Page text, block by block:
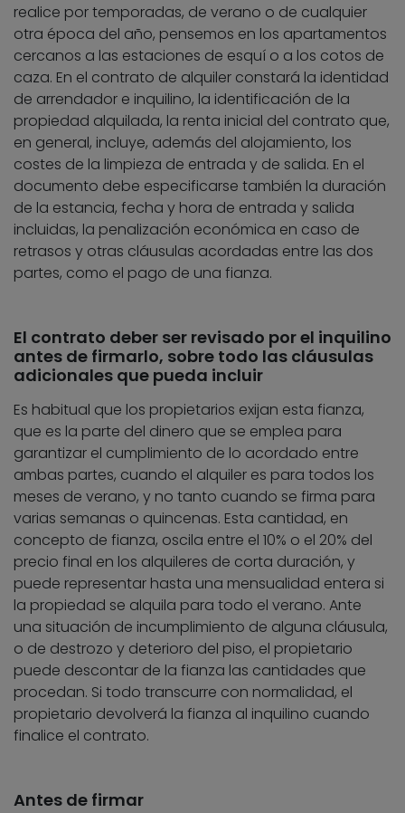
realice por temporadas, de verano o de cualquier
otra época del año, pensemos en los apartamentos
cercanos a las estaciones de esquí o a los cotos de
caza. En el contrato de alquiler constará la identidad
de arrendador e inquilino, la identificación de la
propiedad alquilada, la renta inicial del contrato que,
en general, incluye, además del alojamiento, los
costes de la limpieza de entrada y de salida. En el
documento debe especificarse también la duración
de la estancia, fecha y hora de entrada y salida
incluidas, la penalización económica en caso de
retrasos y otras cláusulas acordadas entre las dos
partes, como el pago de una fianza.
El contrato deber ser revisado por el inquilino
antes de firmarlo, sobre todo las cláusulas
adicionales que pueda incluir
Es habitual que los propietarios exijan esta fianza,
que es la parte del dinero que se emplea para
garantizar el cumplimiento de lo acordado entre
ambas partes, cuando el alquiler es para todos los
meses de verano, y no tanto cuando se firma para
varias semanas o quincenas. Esta cantidad, en
concepto de fianza, oscila entre el 10% o el 20% del
precio final en los alquileres de corta duración, y
puede representar hasta una mensualidad entera si
la propiedad se alquila para todo el verano. Ante
una situación de incumplimiento de alguna cláusula,
o de destrozo y deterioro del piso, el propietario
puede descontar de la fianza las cantidades que
procedan. Si todo transcurre con normalidad, el
propietario devolverá la fianza al inquilino cuando
finalice el contrato.
Antes de firmar